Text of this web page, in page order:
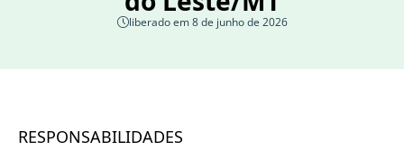
liberado em 8 de junho de 2026
RESPONSABILIDADES